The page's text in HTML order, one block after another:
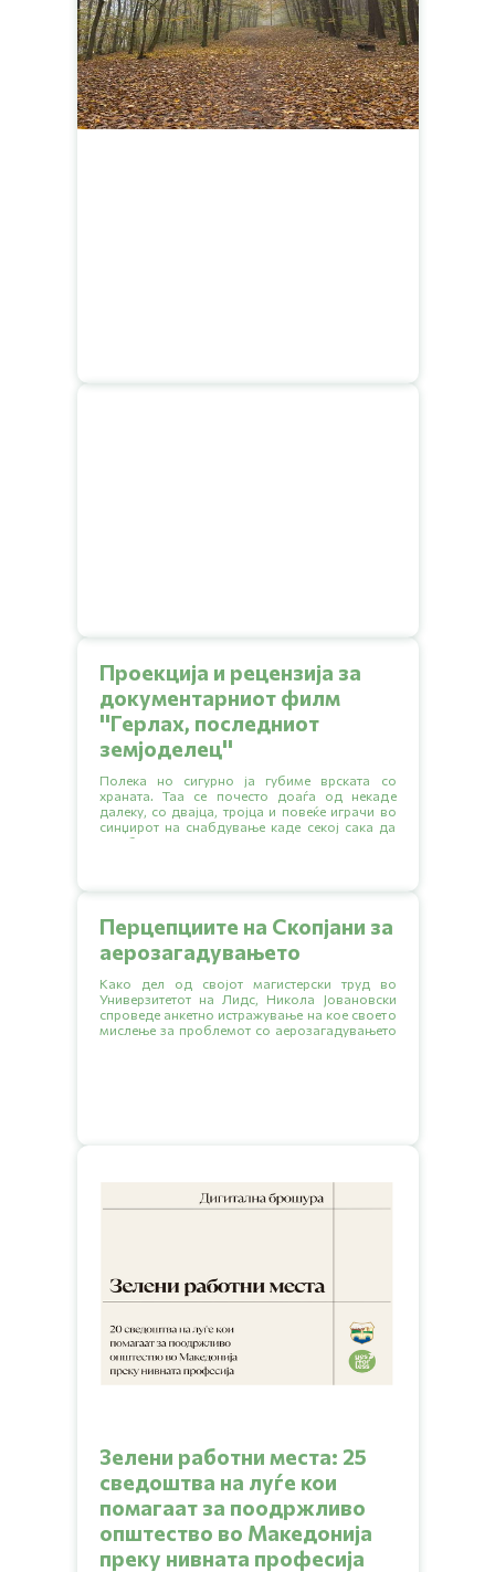
Проекција и рецензија за
документарниот филм
''Герлах, последниот
земјоделец''
Полека но сигурно ја губиме врската со
храната. Таа се почесто доаѓа од некаде
далеку, со двајца, тројца и повеќе играчи во
синџирот на снабдување каде секој сака да
зграби што поголем дел.
Перцепциите на Скопјани за
аерозагадувањето
Како дел од својот магистерски труд во
Универзитетот на Лидс, Никола Јовановски
спроведе анкетно истражување на кое своето
мислење за проблемот со аерозагадувањето
Зелени работни места: 25
сведоштва на луѓе кои
помагаат за поодржливо
општество во Македонија
преку нивната професија